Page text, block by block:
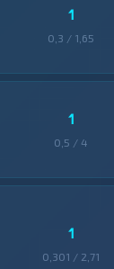
1
0,3 / 1,65
1
0,5 / 4
1
0,301 / 2,71